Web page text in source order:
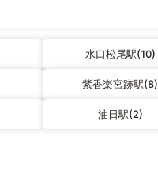
水口松尾駅(10)
紫香楽宮跡駅(8)
油日駅(2)